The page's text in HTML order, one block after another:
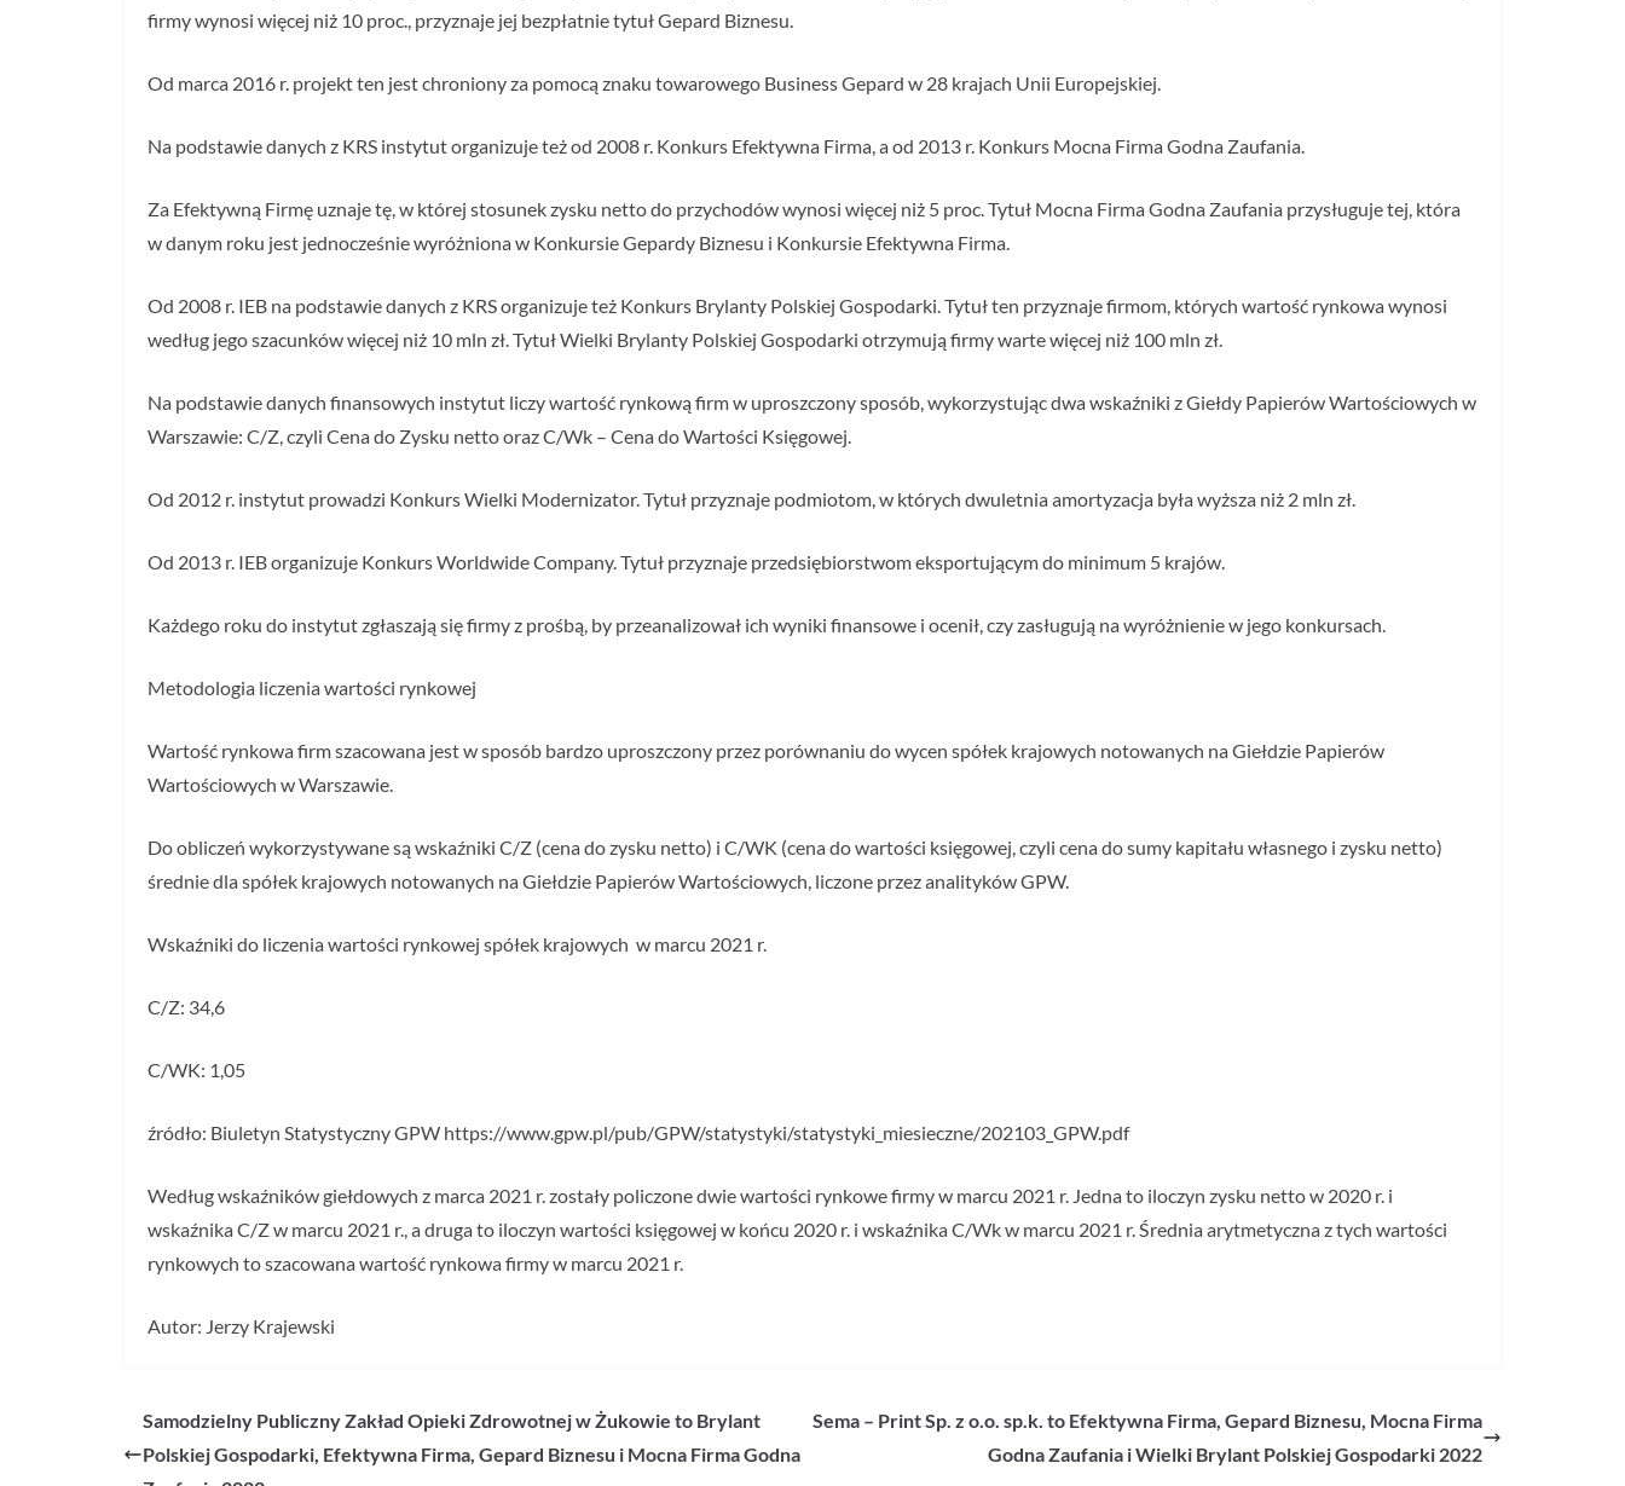
firmy wynosi więcej niż 10 proc., przyznaje jej bezpłatnie tytuł Gepard Biznesu.
Od marca 2016 r. projekt ten jest chroniony za pomocą znaku towarowego Business Gepard w 28 krajach Unii Europejskiej.
Na podstawie danych z KRS instytut organizuje też od 2008 r. Konkurs Efektywna Firma, a od 2013 r. Konkurs Mocna Firma Godna Zaufania.
Za Efektywną Firmę uznaje tę, w której stosunek zysku netto do przychodów wynosi więcej niż 5 proc. Tytuł Mocna Firma Godna Zaufania przysługuje tej, która
w danym roku jest jednocześnie wyróżniona w Konkursie Gepardy Biznesu i Konkursie Efektywna Firma.
Od 2008 r. IEB na podstawie danych z KRS organizuje też Konkurs Brylanty Polskiej Gospodarki. Tytuł ten przyznaje firmom, których wartość rynkowa wynosi
według jego szacunków więcej niż 10 mln zł. Tytuł Wielki Brylanty Polskiej Gospodarki otrzymują firmy warte więcej niż 100 mln zł.
Na podstawie danych finansowych instytut liczy wartość rynkową firm w uproszczony sposób, wykorzystując dwa wskaźniki z Giełdy Papierów Wartościowych w
Warszawie: C/Z, czyli Cena do Zysku netto oraz C/Wk – Cena do Wartości Księgowej.
Od 2012 r. instytut prowadzi Konkurs Wielki Modernizator. Tytuł przyznaje podmiotom, w których dwuletnia amortyzacja była wyższa niż 2 mln zł.
Od 2013 r. IEB organizuje Konkurs Worldwide Company. Tytuł przyznaje przedsiębiorstwom eksportującym do minimum 5 krajów.
Każdego roku do instytut zgłaszają się firmy z prośbą, by przeanalizował ich wyniki finansowe i ocenił, czy zasługują na wyróżnienie w jego konkursach.
Metodologia liczenia wartości rynkowej
Wartość rynkowa firm szacowana jest w sposób bardzo uproszczony przez porównaniu do wycen spółek krajowych notowanych na Giełdzie Papierów
Wartościowych w Warszawie.
Do obliczeń wykorzystywane są wskaźniki C/Z (cena do zysku netto) i C/WK (cena do wartości księgowej, czyli cena do sumy kapitału własnego i zysku netto)
średnie dla spółek krajowych notowanych na Giełdzie Papierów Wartościowych, liczone przez analityków GPW.
Wskaźniki do liczenia wartości rynkowej spółek krajowych w marcu 2021 r.
C/Z: 34,6
C/WK: 1,05
źródło: Biuletyn Statystyczny GPW https://www.gpw.pl/pub/GPW/statystyki/statystyki_miesieczne/202103_GPW.pdf
Według wskaźników giełdowych z marca 2021 r. zostały policzone dwie wartości rynkowe firmy w marcu 2021 r. Jedna to iloczyn zysku netto w 2020 r. i
wskaźnika C/Z w marcu 2021 r., a druga to iloczyn wartości księgowej w końcu 2020 r. i wskaźnika C/Wk w marcu 2021 r. Średnia arytmetyczna z tych wartości
rynkowych to szacowana wartość rynkowa firmy w marcu 2021 r.
Autor: Jerzy Krajewski
Samodzielny Publiczny Zakład Opieki Zdrowotnej w Żukowie to Brylant
Polskiej Gospodarki, Efektywna Firma, Gepard Biznesu i Mocna Firma Godna
Sema – Print Sp. z o.o. sp.k. to Efektywna Firma, Gepard Biznesu, Mocna Firma
Godna Zaufania i Wielki Brylant Polskiej Gospodarki 2022